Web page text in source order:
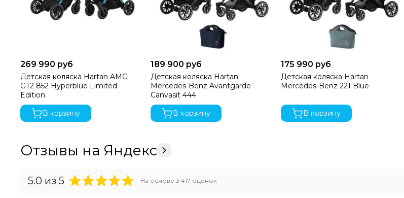
269 990 руб
Детская коляска Hartan AMG
GT2 852 Hyperblue Limited
Edition
В корзину
189 900 руб
Детская коляска Hartan
Mercedes-Benz Avantgarde
Canvasit 444
В корзину
175 990 руб
Детская коляска Hartan
Mercedes-Benz 221 Blue
В корзину
Отзывы на Яндекс
5.0 из 5 На основе 3 417 оценок